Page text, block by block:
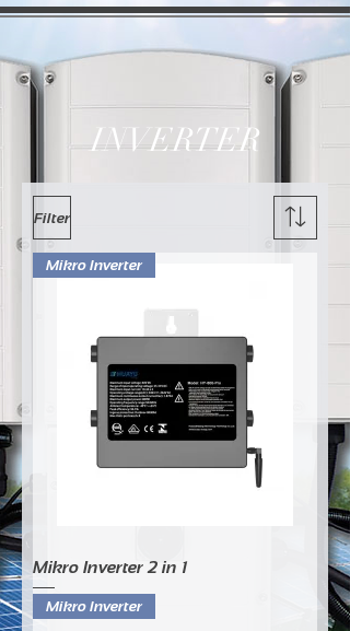
INVERTER
Filter
Mikro Inverter
Mikro Inverter 2 in 1
Mikro Inverter